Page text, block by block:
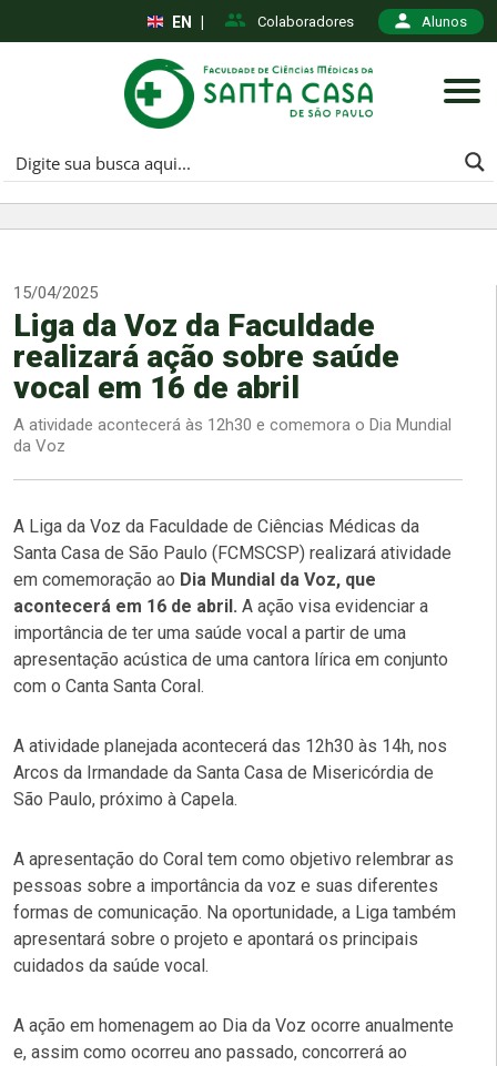
Colaboradores Alunos
EN
15/04/2025
Liga da Voz da Faculdade
realizará ação sobre saúde
vocal em 16 de abril
A atividade acontecerá às 12h30 e comemora o Dia Mundial
da Voz
A Liga da Voz da Faculdade de Ciências Médicas da
Santa Casa de São Paulo (FCMSCSP) realizará atividade
em comemoração ao Dia Mundial da Voz, que
acontecerá em 16 de abril. A ação visa evidenciar a
importância de ter uma saúde vocal a partir de uma
apresentação acústica de uma cantora lírica em conjunto
com o Canta Santa Coral.
A atividade planejada acontecerá das 12h30 às 14h, nos
Arcos da Irmandade da Santa Casa de Misericórdia de
São Paulo, próximo à Capela.
A apresentação do Coral tem como objetivo relembrar as
pessoas sobre a importância da voz e suas diferentes
formas de comunicação. Na oportunidade, a Liga também
apresentará sobre o projeto e apontará os principais
cuidados da saúde vocal.
A ação em homenagem ao Dia da Voz ocorre anualmente
e, assim como ocorreu ano passado, concorrerá ao